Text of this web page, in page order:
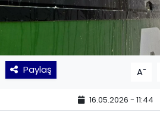
Paylaş A-
16.05.2026 - 11:44
SAĞLIK
SPOR
TEKNOLOJİ